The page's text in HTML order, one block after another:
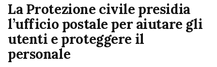
La Protezione civile presidia
l’ufficio postale per aiutare gli
utenti e proteggere il
personale